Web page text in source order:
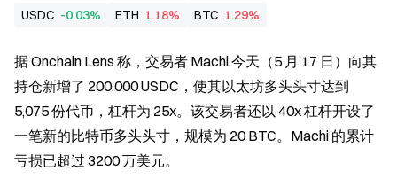
USDC -0.03% ETH 1.18% BTC 1.29%
据 Onchain Lens 称，交易者 Machi 今天（5 月 17 日）向其
持仓新增了 200,000 USDC，使其以太坊多头头寸达到
5,075 份代币，杠杆为 25x。该交易者还以 40x 杠杆开设了
一笔新的比特币多头头寸，规模为 20 BTC。Machi 的累计
亏损已超过 3200 万美元。